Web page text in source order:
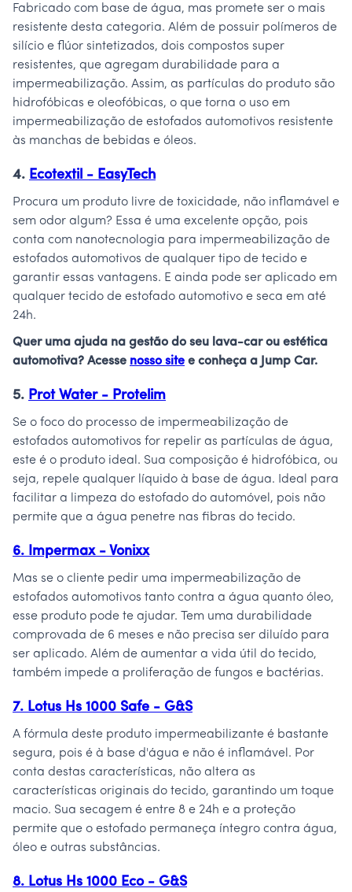
Fabricado com base de água, mas promete ser o mais
resistente desta categoria. Além de possuir polímeros de
silício e flúor sintetizados, dois compostos super
resistentes, que agregam durabilidade para a
impermeabilização. Assim, as partículas do produto são
hidrofóbicas e oleofóbicas, o que torna o uso em
impermeabilização de estofados automotivos resistente
às manchas de bebidas e óleos.
4. Ecotextil - EasyTech
Procura um produto livre de toxicidade, não inflamável e
sem odor algum? Essa é uma excelente opção, pois
conta com nanotecnologia para impermeabilização de
estofados automotivos de qualquer tipo de tecido e
garantir essas vantagens. E ainda pode ser aplicado em
qualquer tecido de estofado automotivo e seca em até
24h.
Quer uma ajuda na gestão do seu lava-car ou estética
automotiva? Acesse nosso site e conheça a Jump Car.
5. Prot Water - Protelim
Se o foco do processo de impermeabilização de
estofados automotivos for repelir as partículas de água,
este é o produto ideal. Sua composição é hidrofóbica, ou
seja, repele qualquer líquido à base de água. Ideal para
facilitar a limpeza do estofado do automóvel, pois não
permite que a água penetre nas fibras do tecido.
6. Impermax - Vonixx
Mas se o cliente pedir uma impermeabilização de
estofados automotivos tanto contra a água quanto óleo,
esse produto pode te ajudar. Tem uma durabilidade
comprovada de 6 meses e não precisa ser diluído para
ser aplicado. Além de aumentar a vida útil do tecido,
também impede a proliferação de fungos e bactérias.
7. Lotus Hs 1000 Safe - G&S
A fórmula deste produto impermeabilizante é bastante
segura, pois é à base d'água e não é inflamável. Por
conta destas características, não altera as
características originais do tecido, garantindo um toque
macio. Sua secagem é entre 8 e 24h e a proteção
permite que o estofado permaneça íntegro contra água,
óleo e outras substâncias.
8. Lotus Hs 1000 Eco - G&S